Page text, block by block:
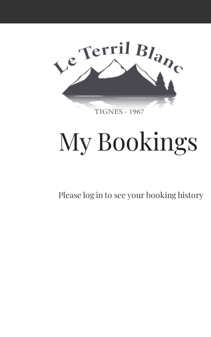
My Bookings
Please log in to see your booking history